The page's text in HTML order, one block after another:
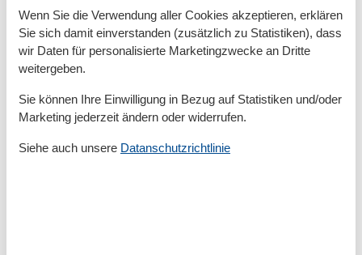
Zur Badestelle/Gewässer
700 m
Zur Bushaltestelle
850 m
Zur Therme
1,1 km
Zur Tourist-Information
Grundeinrichtungen
Größe
Wenn Sie die Verwendung aller Cookies akzeptieren, erklären
Sie sich damit einverstanden (zusätzlich zu Statistiken), dass
wir Daten für personalisierte Marketingzwecke an Dritte
weitergeben.
Sie können Ihre Einwilligung in Bezug auf Statistiken und/oder
Marketing jederzeit ändern oder widerrufen.
Siehe auch unsere Datanschutzrichtlinie